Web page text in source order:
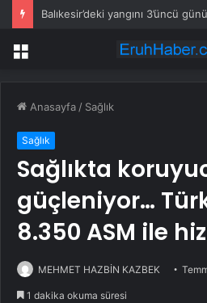
Balıkesir’deki yangını 3’üncü
Menü
Anasayfa / Sağlık
Sağlık
Sağlıkta
güçleniyor…
8.350 ASM ile
MEHMET HAZBİN KAZBEK
1 dakika okuma süresi